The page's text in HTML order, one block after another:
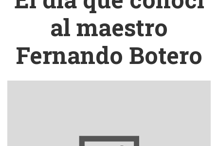
al maestro
Fernando Botero